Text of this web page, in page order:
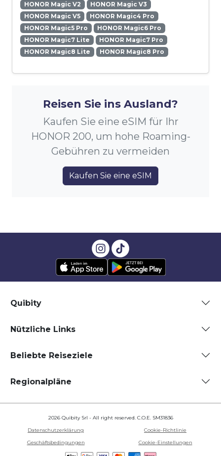
HONOR Magic V2
HONOR Magic V3
HONOR Magic V5
HONOR Magic4 Pro
HONOR Magic5 Pro
HONOR Magic6 Pro
HONOR Magic7 Lite
HONOR Magic7 Pro
HONOR Magic8 Lite
HONOR Magic8 Pro
Reisen Sie ins Ausland?
Kaufen Sie eine eSIM für Ihr
HONOR 200, um hohe Roaming-
Gebühren zu vermeiden
Kaufen Sie eine eSIM
Quibity
Nützliche Links
Beliebte Reiseziele
Regionalpläne
2026 Quibity Srl - All right reserved. C.O.E. SM31836
Datenschutzerklärung
Cookie-Richtlinie
Geschäftsbedingungen
Cookie-Einstellungen